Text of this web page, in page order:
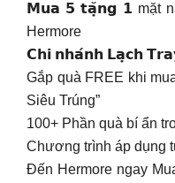
𝗠𝘂𝗮 𝟱 𝘁𝗮̣̆𝗻𝗴 𝟭 mặt
Hermore
𝗖𝗵𝗶 𝗻𝗵𝗮́𝗻𝗵 𝗟𝗮̣𝗰𝗵
Gắp quà FREE khi
Siêu Trúng”
100+ Phần quà bí ẩn
Chương trình áp dụng
Đến Hermore ngay